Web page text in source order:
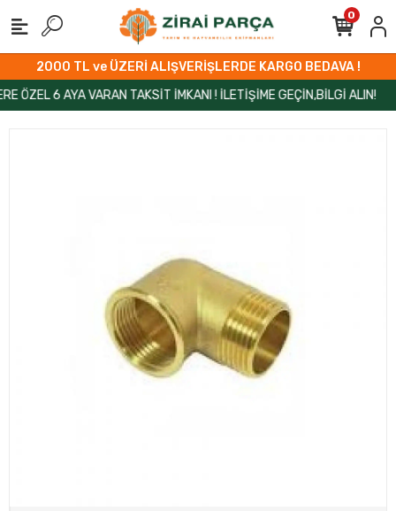
2000 TL ve ÜZERİ ALIŞVERİŞLERDE KARGO BEDAVA !
6 AYA VARAN TAKSİT İMKANI ! İLETİŞİME GEÇİN,BİLGİ ALIN!
0